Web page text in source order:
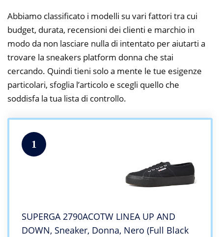
Abbiamo classificato i modelli su vari fattori tra cui
budget, durata, recensioni dei clienti e marchio in
modo da non lasciare nulla di intentato per aiutarti a
trovare la sneakers platform donna che stai
cercando. Quindi tieni solo a mente le tue esigenze
particolari, sfoglia l’articolo e scegli quello che
soddisfa la tua lista di controllo.
1
SUPERGA 2790ACOTW LINEA UP AND
DOWN, Sneaker, Donna, Nero (Full Black